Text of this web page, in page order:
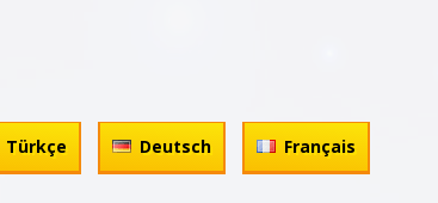
Türkçe Deutsch Français